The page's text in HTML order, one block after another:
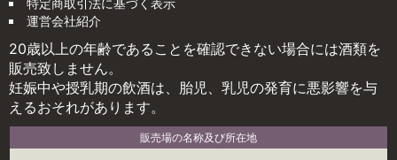
特定商取引法に基づく表示
運営会社紹介
20歳以上の年齢であることを確認できない場合には酒類を
販売致しません。
妊娠中や授乳期の飲酒は、胎児、乳児の発育に悪影響を与
えるおそれがあります。
販売場の名称及び所在地